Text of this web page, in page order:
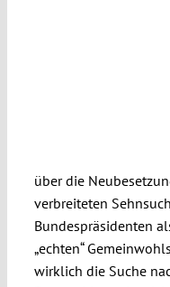
über die
verbreiteten
Bundespräsidenten
„echten“
wirklich die Suche